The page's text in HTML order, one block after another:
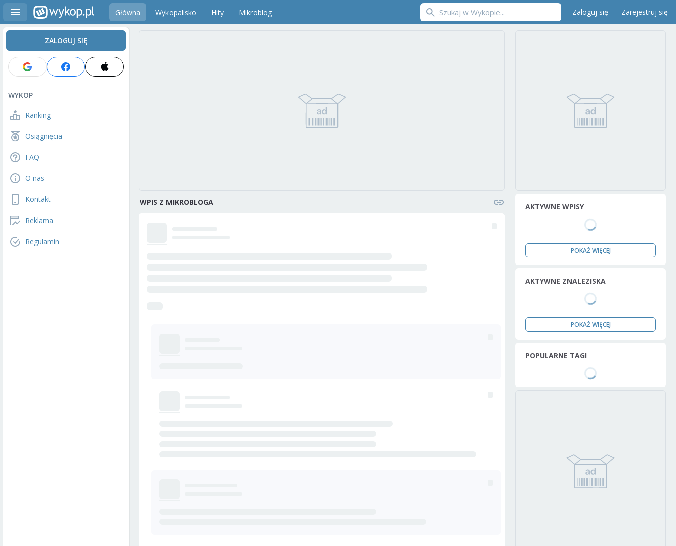
Główna Wykopalisko Hity Mikroblog Zaloguj się Zarejestruj się
ZALOGUJ SIĘ
WYKOP
Ranking
Osiągnięcia
FAQ
O nas
Kontakt
Reklama
Regulamin
WPIS Z MIKROBLOGA AKTYWNE WPISY
POKAŻ WIĘCEJ
AKTYWNE ZNALEZISKA
POKAŻ WIĘCEJ
POPULARNE TAGI